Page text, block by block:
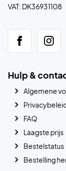
VAT: DK36931108
Hulp &
Algemene
FAQ
Laagste prijs
Bestelstatus
Bestelling